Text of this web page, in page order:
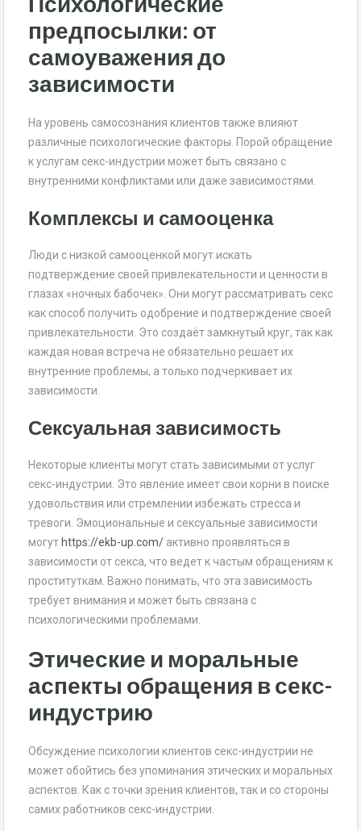
предпосылки: от
самоуважения до
зависимости
На уровень самосознания клиентов также влияют
различные психологические факторы. Порой обращение
к услугам секс-индустрии может быть связано с
внутренними конфликтами или даже зависимостями.
Комплексы и самооценка
Люди с низкой самооценкой могут искать
подтверждение своей привлекательности и ценности в
глазах «ночных бабочек». Они могут рассматривать секс
как способ получить одобрение и подтверждение своей
привлекательности. Это создаёт замкнутый круг, так как
каждая новая встреча не обязательно решает их
внутренние проблемы, а только подчеркивает их
зависимости.
Сексуальная зависимость
Некоторые клиенты могут стать зависимыми от услуг
секс-индустрии. Это явление имеет свои корни в поиске
удовольствия или стремлении избежать стресса и
тревоги. Эмоциональные и сексуальные зависимости
могут https://ekb-up.com/ активно проявляться в
зависимости от секса, что ведет к частым обращениям к
проституткам. Важно понимать, что эта зависимость
требует внимания и может быть связана с
психологическими проблемами.
Этические и моральные
аспекты обращения в секс-
индустрию
Обсуждение психологии клиентов секс-индустрии не
может обойтись без упоминания этических и моральных
аспектов. Как с точки зрения клиентов, так и со стороны
самих работников секс-индустрии.